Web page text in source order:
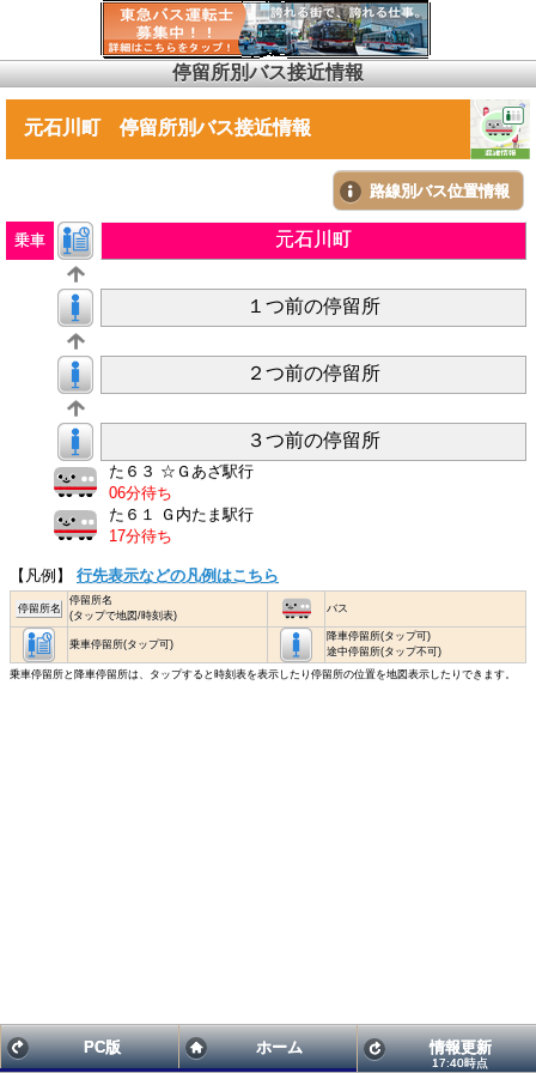
停留所別バス接近情報
元石川町 停留所別バス接近情報
路線別バス位置情報
乗車 元石川町
１つ前の停留所
２つ前の停留所
３つ前の停留所
た６３ ☆Ｇあざ駅行
06分待ち
た６１ Ｇ内たま駅行
17分待ち
【凡例】 行先表示などの凡例はこちら
停留所名
停留所名
(タップで地図/時刻表)
バス
乗車停留所(タップ可)
降車停留所(タップ可)
途中停留所(タップ不可)
乗車停留所と降車停留所は、タップすると時刻表を表示したり停留所の位置を地図表示したりできます。
PC版 ホーム 情報更新
17:40時点